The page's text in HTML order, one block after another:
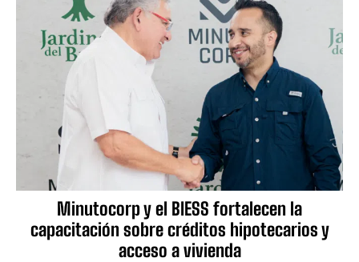
Minutocorp y el BIESS fortalecen la
capacitación sobre créditos hipotecarios y
acceso a vivienda